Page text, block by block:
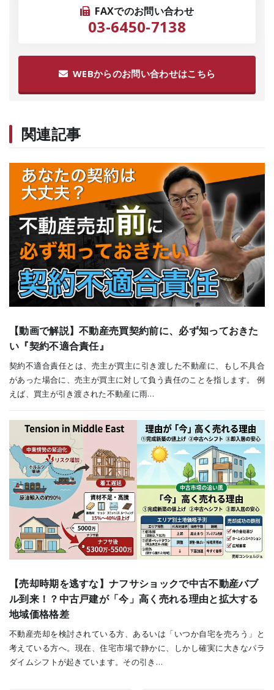
FAXでのお問い合わせ
03-6450-7138
WEBからのお問い合わせはこちら
関連記事
【動画で解説】不動産売買契約前に、必ず知っておきた
い『契約不適合責任』
契約不適合責任とは、売主が買主に引き渡した不動産に、もし不具合
があった場合に、売主が買主に対して負う責任のことを指します。 例
えば、買主が引き渡された不動産に雨…
【売却時期を逃すな】ナフサショックで中古不動産バブ
ル到来！？中古戸建が「今」高く売れる理由と拡大する
地域価格格差
不動産売却を検討されている方、あるいは「いつか自宅を売ろう」と
考えている方へ。現在、住宅市場で静かに、しかし確実に大きなパラ
ダイムシフトが起きています。その引き…